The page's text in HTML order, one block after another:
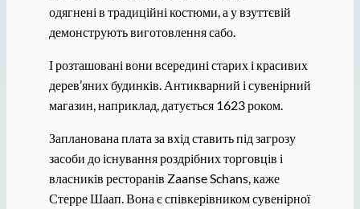
одягнені в традиційні костюми, а у взуттєвій
демонструють виготовлення сабо.
І розташовані вони всередині старих і красивих
дерев’яних будинків. Антикварний і сувенірний
магазин, наприклад, датується 1623 роком.
Запланована плата за вхід ставить під загрозу
засоби до існування роздрібних торговців і
власників ресторанів Zaanse Schans, каже
Стерре Шаап. Вона є співкерівником сувенірної